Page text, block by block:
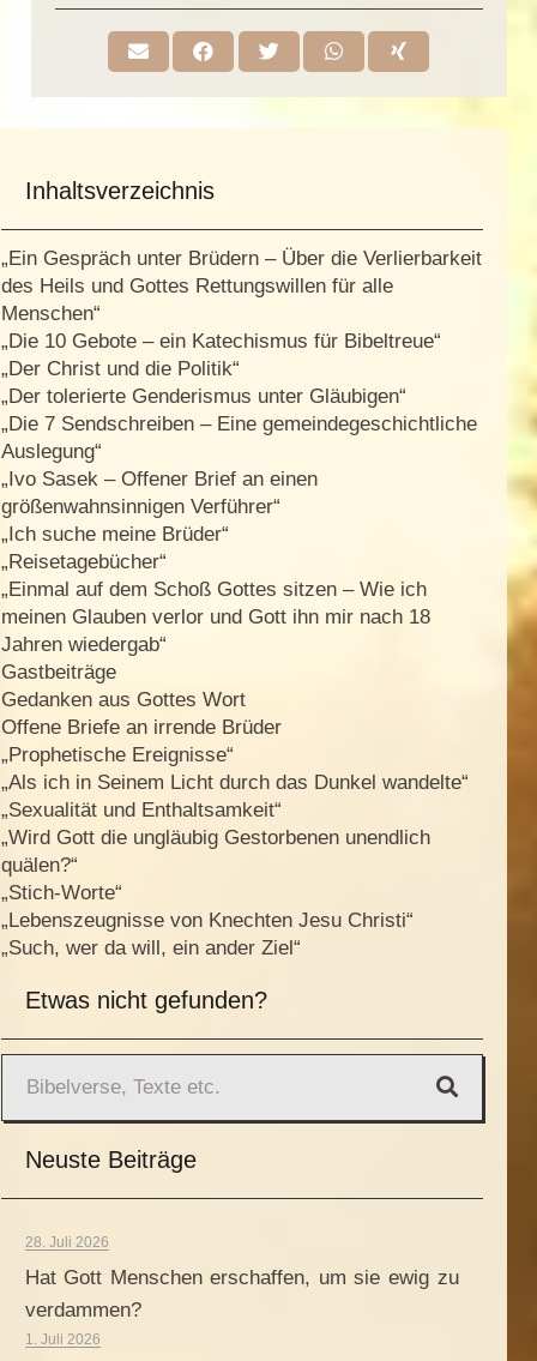
Inhaltsverzeichnis
„Ein Gespräch unter Brüdern – Über die Verlierbarkeit
des Heils und Gottes Rettungswillen für alle
Menschen“
„Die 10 Gebote – ein Katechismus für Bibeltreue“
„Der Christ und die Politik“
„Der tolerierte Genderismus unter Gläubigen“
„Die 7 Sendschreiben – Eine gemeindegeschichtliche
Auslegung“
„Ivo Sasek – Offener Brief an einen
größenwahnsinnigen Verführer“
„Ich suche meine Brüder“
„Reisetagebücher“
„Einmal auf dem Schoß Gottes sitzen – Wie ich
meinen Glauben verlor und Gott ihn mir nach 18
Jahren wiedergab“
Gastbeiträge
Gedanken aus Gottes Wort
Offene Briefe an irrende Brüder
„Prophetische Ereignisse“
„Als ich in Seinem Licht durch das Dunkel wandelte“
„Sexualität und Enthaltsamkeit“
„Wird Gott die ungläubig Gestorbenen unendlich
quälen?“
„Stich-Worte“
„Lebenszeugnisse von Knechten Jesu Christi“
„Such, wer da will, ein ander Ziel“
Etwas nicht gefunden?
Neuste Beiträge
28. Juli 2026
Hat Gott Menschen erschaffen, um sie ewig zu
verdammen?
1. Juli 2026